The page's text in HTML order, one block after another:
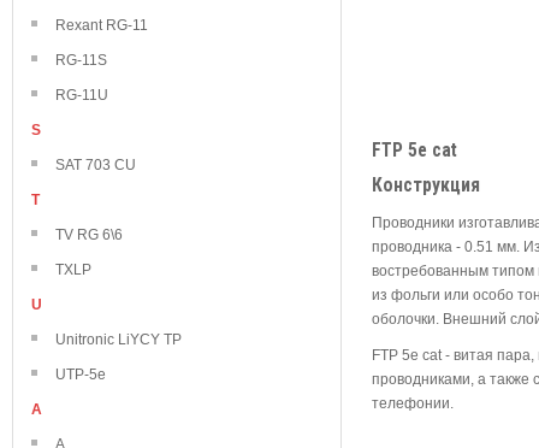
Rexant RG-11
RG-11S
RG-11U
S
SAT 703 CU
T
TV RG 6\6
TXLP
U
Unitronic LiYCY TP
UTP-5e
А
А
FTP 5e cat
Конструкция
Проводники
проводника - 0.51 мм.
востребованным типом
из фольги или особо
оболочки. Внешний
FTP 5e cat - витая
проводниками, а также
телефонии.